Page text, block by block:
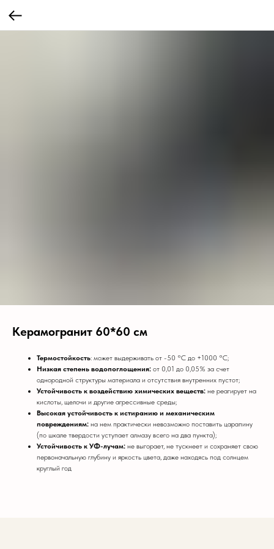
Керамогранит 60*60 см
Термостойкость: может выдерживать от -50 °C до +1000 °C;
Низкая степень водопоглощения: от 0,01 до 0,05% за счет
однородной структуры материала и отсутствия внутренних пустот;
Устойчивость к воздействию химических веществ: не реагирует на
кислоты, щелочи и другие агрессивные среды;
Высокая устойчивость к истиранию и механическим
повреждениям: на нем практически невозможно поставить царапину
(по шкале твердости уступает алмазу всего на два пункта);
Устойчивость к УФ-лучам: не выгорает, не тускнеет и сохраняет свою
первоначальную глубину и яркость цвета, даже находясь под солнцем
круглый год